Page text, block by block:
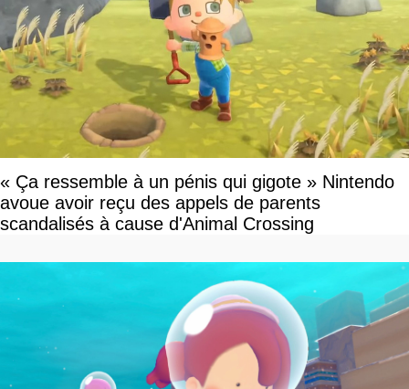
« Ça ressemble à un pénis qui gigote » Nintendo
avoue avoir reçu des appels de parents
scandalisés à cause d'Animal Crossing